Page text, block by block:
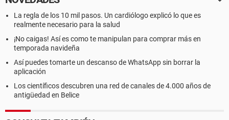
La regla de los 10 mil pasos. Un cardiólogo explicó lo que es
realmente necesario para la salud
¡No caigas! Así es como te manipulan para comprar más en
temporada navideña
Así puedes tomarte un descanso de WhatsApp sin borrar la
aplicación
Los científicos descubren una red de canales de 4.000 años de
antigüedad en Belice